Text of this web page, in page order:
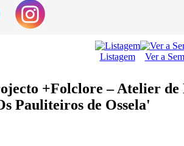
Listagem Ver a
+Folclore – Atelier
Pauliteiros de Ossela'